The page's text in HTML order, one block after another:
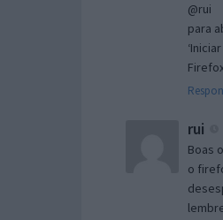
@rui
para
rui
Boas
o